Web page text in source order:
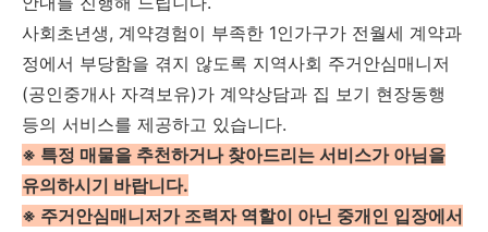
사회초년생, 계약경험이 부족한 1인가구가 전월세 계약과
정에서 부당함을 겪지 않도록 지역사회 주거안심매니저
(공인중개사 자격보유)가 계약상담과 집 보기 현장동행
등의 서비스를 제공하고 있습니다.
※ 특정 매물을 추천하거나 찾아드리는 서비스가 아님을
유의하시기 바랍니다.
※ 주거안심매니저가 조력자 역할이 아닌 중개인 입장에서